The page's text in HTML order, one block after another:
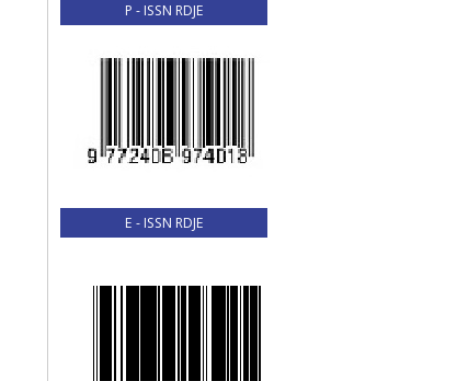
P - ISSN RDJE
E - ISSN RDJE